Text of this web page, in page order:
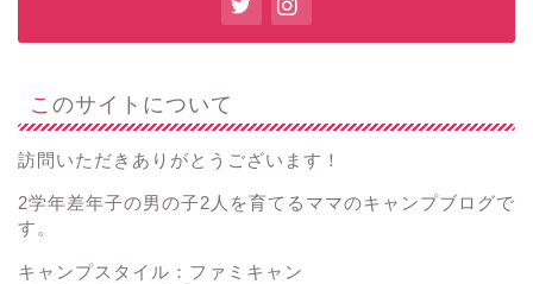
このサイトについて
訪問いただきありがとうございます！
2学年差年子の男の子2人を育てるママのキャンプブログで
す。
キャンプスタイル：ファミキャン